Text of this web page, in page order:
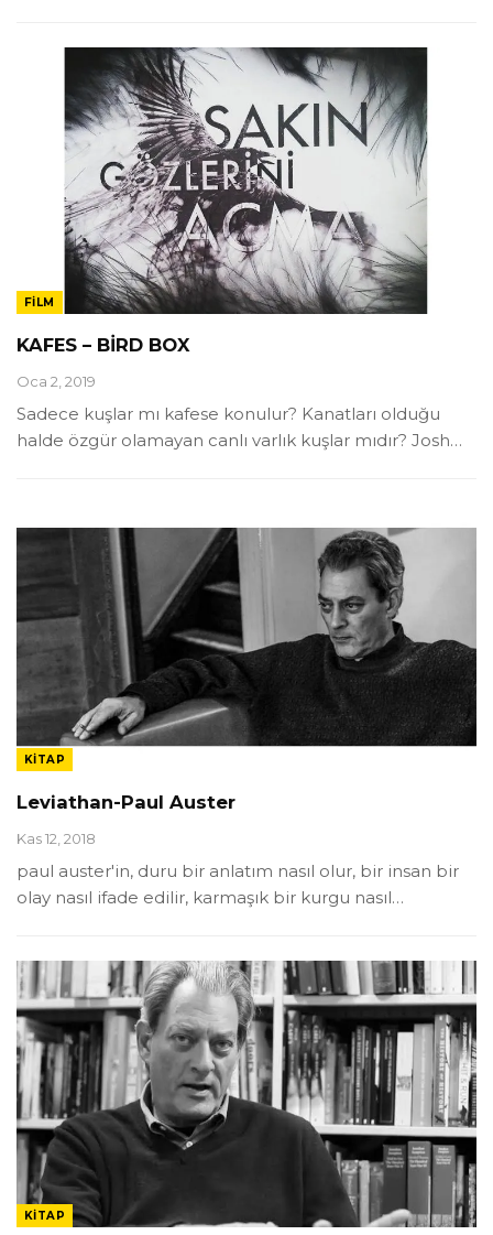
FILM
KAFES – BİRD BOX
Oca 2, 2019
Sadece kuşlar mı kafese konulur? Kanatları olduğu
halde özgür olamayan canlı varlık kuşlar mıdır? Josh…
KITAP
Leviathan-Paul Auster
Kas 12, 2018
paul auster'in, duru bir anlatım nasıl olur, bir insan bir
olay nasıl ifade edilir, karmaşık bir kurgu nasıl…
KITAP